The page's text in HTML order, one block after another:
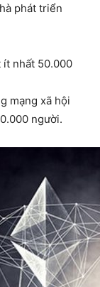
phát triển
ít nhất 50.000
mạng xã hội
người.